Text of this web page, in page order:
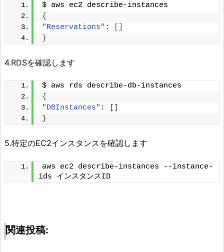
$ aws ec2 describe-instances
{
"Reservations" :
}
4.RDSを確認します
$ aws rds describe-db-instances
{
"DBInstances" :
}
5.特定のEC2インスタンスを確認します
aws ec2 describe-instances --instance-
ids インスタンスID
関連投稿: